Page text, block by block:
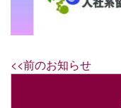
<<前のお知らせ